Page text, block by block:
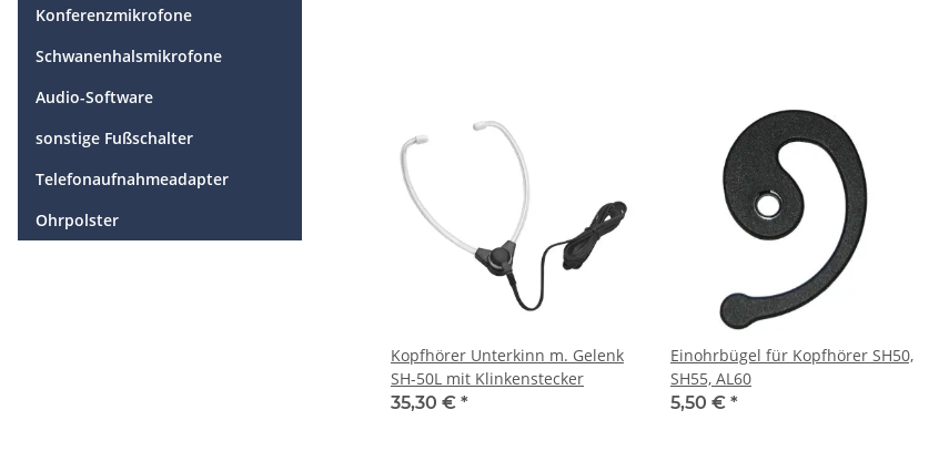
Kopfhörer Unterkinn m. Gelenk
SH-50L mit Klinkenstecker
35,30 € *
Einohrbügel für Kopfhörer SH50,
SH55, AL60
5,50 € *
Konferenzmikrofone
Schwanenhalsmikrofone
Audio-Software
sonstige Fußschalter
Telefonaufnahmeadapter
Ohrpolster